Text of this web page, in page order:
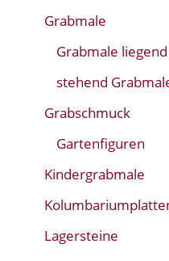
Grabmale
Grabmale liegend
stehend
Grabschmuck
Gartenfiguren
Kindergrabmale
Lagersteine